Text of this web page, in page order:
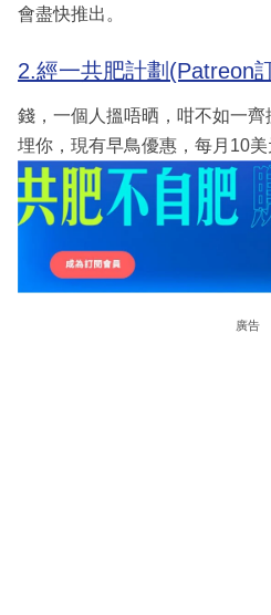
會盡快推出。
2.經一共肥計劃(Patreon
錢，一個人搵唔晒，咁不如一
埋你，現有早鳥優惠，每月10美
廣告